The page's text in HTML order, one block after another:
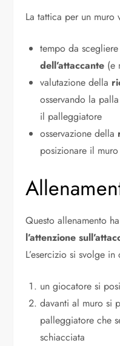
La tattica per un muro
tempo da
dell’attaccante (e
valutazione della
osservando la
il palleggiatore
osservazione della
posizionare il
Questo allenamento
l’attenzione
L’esercizio si svolge
un giocatore si
davanti al muro si
palleggiatore che
schiacciata